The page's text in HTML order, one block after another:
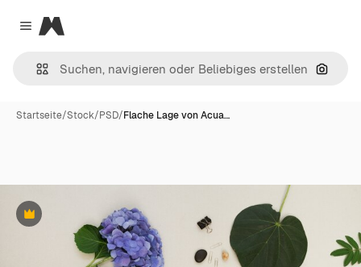
Close menu
Magnific
Nach
Startseite/Stock/PSD/Flache Lage von Acua…
Premium